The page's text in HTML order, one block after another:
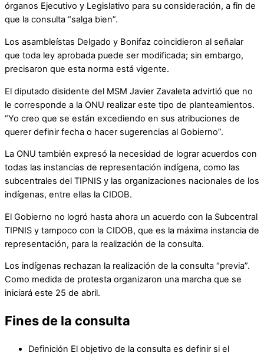
órganos Ejecutivo y Legislativo para su consideración, a fin de
que la consulta “salga bien”.
Los asambleístas Delgado y Bonifaz coincidieron al señalar
que toda ley aprobada puede ser modificada; sin embargo,
precisaron que esta norma está vigente.
El diputado disidente del MSM Javier Zavaleta advirtió que no
le corresponde a la ONU realizar este tipo de planteamientos.
“Yo creo que se están excediendo en sus atribuciones de
querer definir fecha o hacer sugerencias al Gobierno”.
La ONU también expresó la necesidad de lograr acuerdos con
todas las instancias de representación indígena, como las
subcentrales del TIPNIS y las organizaciones nacionales de los
indígenas, entre ellas la CIDOB.
El Gobierno no logró hasta ahora un acuerdo con la Subcentral
TIPNIS y tampoco con la CIDOB, que es la máxima instancia de
representación, para la realización de la consulta.
Los indígenas rechazan la realización de la consulta “previa”.
Como medida de protesta organizaron una marcha que se
iniciará este 25 de abril.
Fines de la consulta
Definición El objetivo de la consulta es definir si el